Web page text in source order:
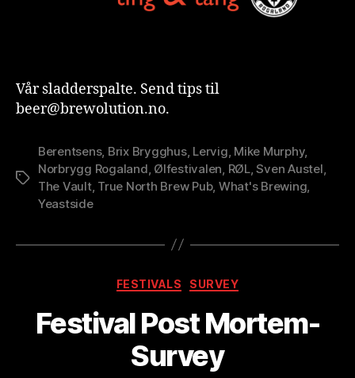
t
Vår sladderspalte. Send tips til
beer@brewolution.no.
Stikkord
Berentsens, Brix Brygghus, Lervig, Mike Murphy,
Norbrygg Rogaland, Ølfestivalen, RØL,Sven Austel,
The Vault, True North Brew Pub, What's Brewing,
Yeastside
Kategorier
FESTIVALS SURVEY
Festival Post Mortem-
Survey
v
B
r
w